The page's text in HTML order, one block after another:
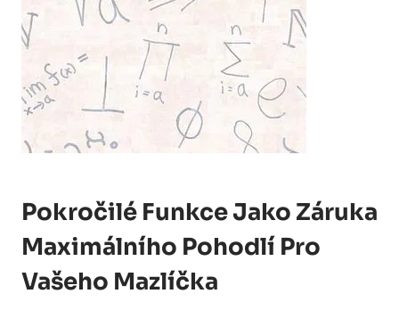
Pokročilé Funkce Jako Záruka
Maximálního Pohodlí Pro
Vašeho Mazlíčka